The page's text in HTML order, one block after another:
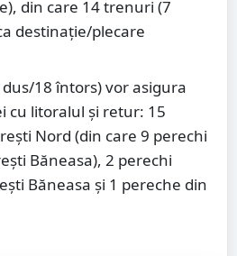
din care 14 trenuri (7
destinație/plecare
18 întors) vor asigura
cu litoralul și retur: 15
Nord (din care 9 perechi
Băneasa), 2 perechi
Băneasa și 1 pereche din